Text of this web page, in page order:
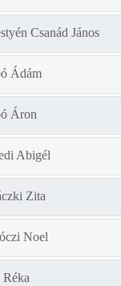
Csanád János
Ádám
Áron
Abigél
Zita
Noel